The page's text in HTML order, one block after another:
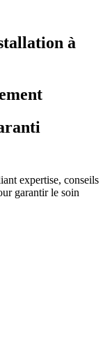
à
expertise, conseils
garantir le soin